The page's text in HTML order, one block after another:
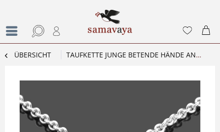
ÜBERSICHT TAUFKETTE JUNGE BETENDE HÄNDE ANKER NAMENSKETTE